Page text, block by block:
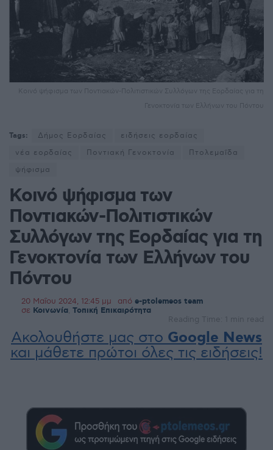
Κοινό ψήφισμα των Ποντιακών-Πολιτιστικών Συλλόγων της Εορδαίας για τη
Γενοκτονία των Ελλήνων του Πόντου
Tags: Δήμος Εορδαίας
ειδήσεις εορδαίας
νέα εορδαίας
Ποντιακή Γενοκτονία
Πτολεμαΐδα
ψήφισμα
Κοινό ψήφισμα των
Ποντιακών-Πολιτιστικών
Συλλόγων της Εορδαίας για τη
Γενοκτονία των Ελλήνων του
Πόντου
20 Μαΐου 2024, 12:45 μμ από e-ptolemeos team
σε Κοινωνία Τοπική Επικαιρότητα
Reading Time: 1 min read
Ακολουθήστε μας στο Google News
και μάθετε πρώτοι όλες τις ειδήσεις!